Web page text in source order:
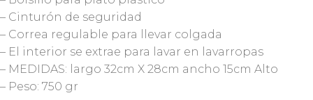
– Cinturón de seguridad
– Correa regulable para llevar colgada
– El interior se extrae para lavar en lavarropas
– MEDIDAS: largo 32cm X 28cm ancho 15cm Alto
– Peso: 750 gr